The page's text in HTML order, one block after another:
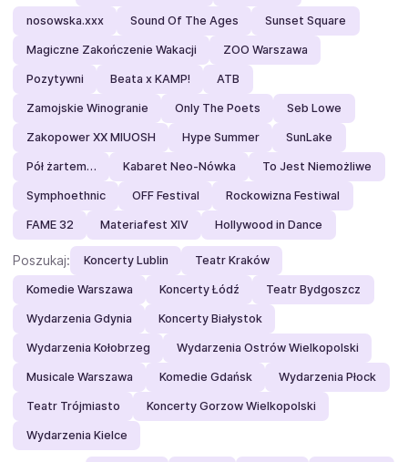
nosowska.xxx Sound Of The Ages Sunset Square
Magiczne Zakończenie Wakacji ZOO Warszawa
Pozytywni Beata x KAMP! ATB
Zamojskie Winogranie Only The Poets Seb Lowe
Zakopower XX MIUOSH Hype Summer SunLake
Pół żartem… Kabaret Neo-Nówka To Jest Niemożliwe
Symphoethnic OFF Festival Rockowizna Festiwal
FAME 32 Materiafest XIV Hollywood in Dance
Poszukaj: Koncerty Lublin Teatr Kraków
Komedie Warszawa Koncerty Łódź Teatr Bydgoszcz
Wydarzenia Gdynia Koncerty Białystok
Wydarzenia Kołobrzeg Wydarzenia Ostrów Wielkopolski
Musicale Warszawa Komedie Gdańsk Wydarzenia Płock
Teatr Trójmiasto Koncerty Gorzow Wielkopolski
Wydarzenia Kielce